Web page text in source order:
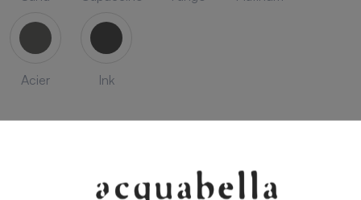
Acier Ink